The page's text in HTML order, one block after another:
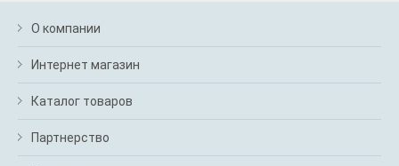
О компании
Интернет магазин
Каталог товаров
Партнерство